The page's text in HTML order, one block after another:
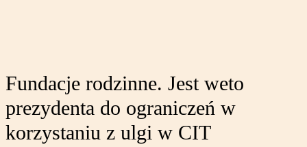
Fundacje rodzinne. Jest weto
prezydenta do ograniczeń w
korzystaniu z ulgi w CIT